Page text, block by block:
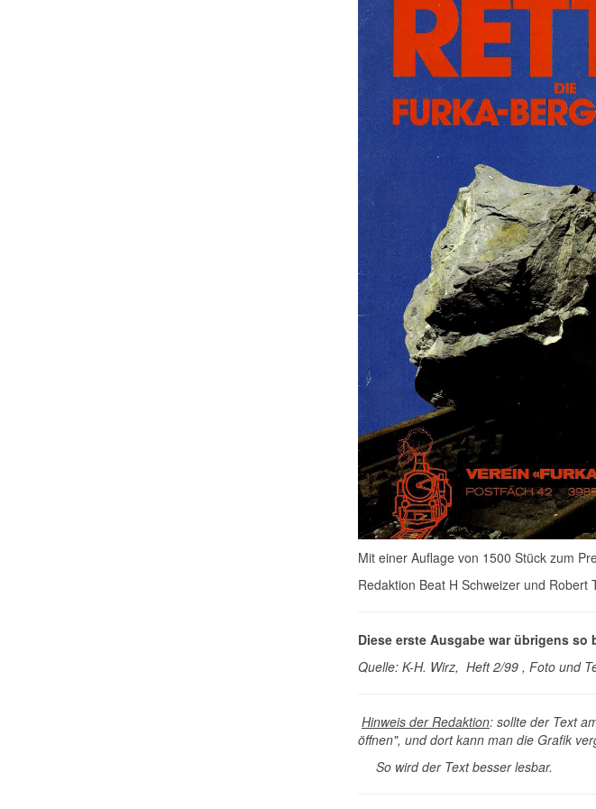
Mit einer Auflage von 1500 Stück zum
Redaktion Beat H Schweizer und Robert
Diese erste Ausgabe war übrigens
Quelle: K-H. Wirz, Heft 2/99 , Foto und
Hinweis der Redaktion: sollte der Text
öffnen", und dort kann man die Grafik
So wird der Text besser lesbar.